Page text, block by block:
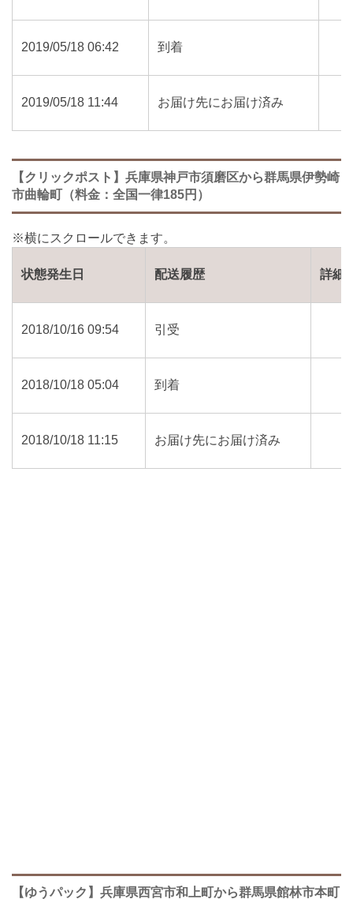
2019/05/18 06:42 到着
2019/05/18 11:44 お届け先にお届け済み
【クリックポスト】兵庫県神戸市須磨区から群馬県伊勢崎
市曲輪町（料金：全国一律185円）
状態発生日 配送履歴 詳細
2018/10/16 09:54 引受
2018/10/18 05:04 到着
2018/10/18 11:15 お届け先にお届け済み
【ゆうパック】兵庫県西宮市和上町から群馬県館林市本町